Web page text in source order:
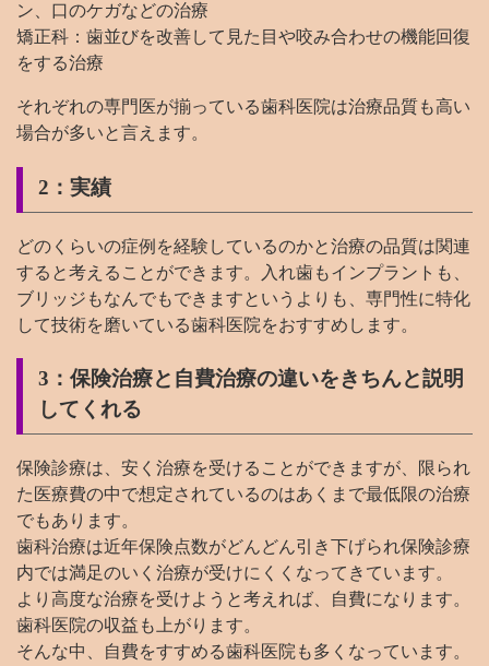
ン、口のケガなどの治療
矯正科：歯並びを改善して見た目や咬み合わせの機能回復
をする治療
それぞれの専門医が揃っている歯科医院は治療品質も高い
場合が多いと言えます。
2：実績
どのくらいの症例を経験しているのかと治療の品質は関連
すると考えることができます。入れ歯もインプラントも、
ブリッジもなんでもできますというよりも、専門性に特化
して技術を磨いている歯科医院をおすすめします。
3：保険治療と自費治療の違いをきちんと説明
してくれる
保険診療は、安く治療を受けることができますが、限られ
た医療費の中で想定されているのはあくまで最低限の治療
でもあります。
歯科治療は近年保険点数がどんどん引き下げられ保険診療
内では満足のいく治療が受けにくくなってきています。
より高度な治療を受けようと考えれば、自費になります。
歯科医院の収益も上がります。
そんな中、自費をすすめる歯科医院も多くなっています。